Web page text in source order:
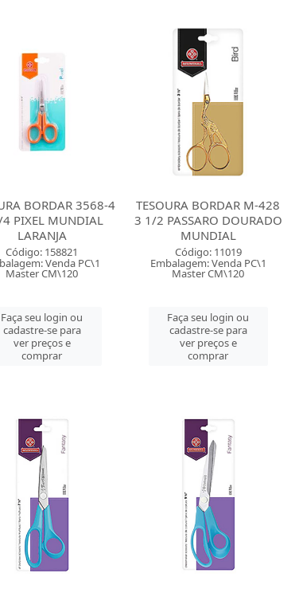
BORDAR 3568-4
PIXEL MUNDIAL
LARANJA
Código: 158821
Venda PC\1
Master CM\120
Faça seu login ou
cadastre-se para
ver preços e
comprar
TESOURA BORDAR M-428
3 1/2 PASSARO DOURADO
MUNDIAL
Código: 11019
Embalagem: Venda PC\1
Master CM\120
Faça seu login ou
cadastre-se para
ver preços e
comprar